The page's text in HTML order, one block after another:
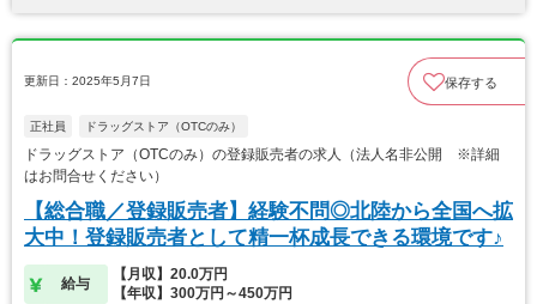
更新日：2025年5月7日 保存する
正社員 ドラッグストア（OTCのみ）
ドラッグストア（OTCのみ）の登録販売者の求人（法人名非公開 ※詳細
はお問合せください）
【総合職／登録販売者】経験不問◎北陸から全国へ拡
大中！登録販売者として精一杯成長できる環境です♪
給与
【月収】20.0万円
【年収】300万円～450万円